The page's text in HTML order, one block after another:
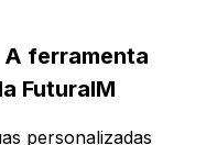
A ferramenta
FuturaIM
personalizadas